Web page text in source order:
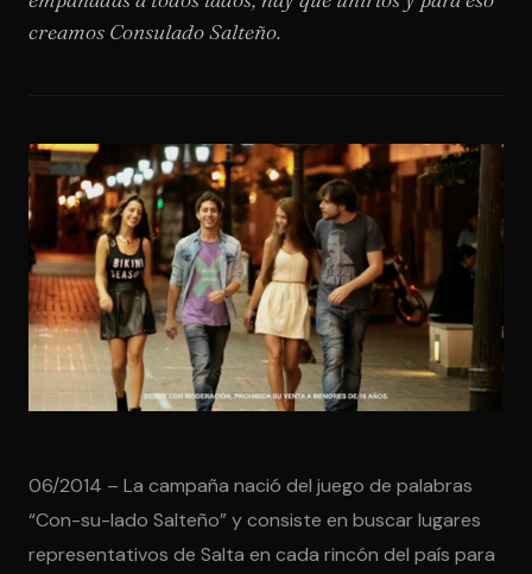
creamos Consulado Salteño.
06/2014 – La campaña nació del juego de palabras
“Con-su-lado Salteño” y consiste en buscar lugares
representativos de Salta en cada rincón del país para